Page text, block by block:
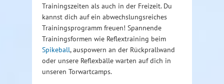
Trainingszeiten als auch in der Freizeit. Du
kannst dich auf ein abwechslungsreiches
Trainingsprogramm freuen! Spannende
Trainingsformen wie Reflextraining beim
Spikeball, auspowern an der Rückprallwand
oder unsere Reflexbälle warten auf dich in
unseren Torwartcamps.